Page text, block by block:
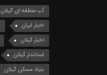
آب منطقه ای گیلان
اخبار ایران
اخبار گیلان
استاندار گیلان
بنیاد مسکن گیلان